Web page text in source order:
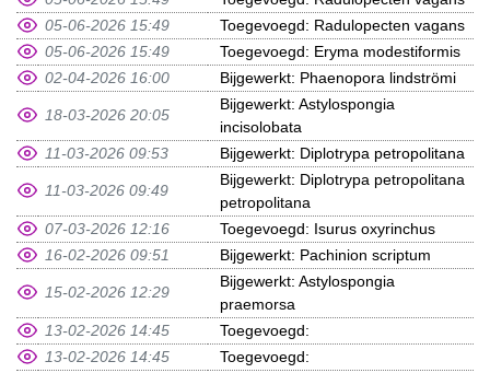
05-06-2026 15:49
Toegevoegd: Radulopecten vagans
05-06-2026 15:49
Toegevoegd: Eryma modestiformis
02-04-2026 16:00
Bijgewerkt: Phaenopora lindströmi
18-03-2026 20:05
Bijgewerkt: Astylospongia
incisolobata
11-03-2026 09:53
Bijgewerkt: Diplotrypa petropolitana
11-03-2026 09:49
Bijgewerkt: Diplotrypa petropolitana
petropolitana
07-03-2026 12:16
Toegevoegd: Isurus oxyrinchus
16-02-2026 09:51
Bijgewerkt: Pachinion scriptum
15-02-2026 12:29
Bijgewerkt: Astylospongia
praemorsa
13-02-2026 14:45
Toegevoegd:
13-02-2026 14:45
Toegevoegd: